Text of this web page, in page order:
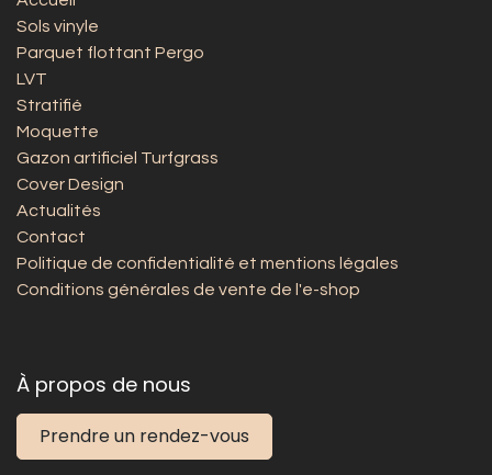
Sols vinyle
Parquet flottant Pergo
LVT
Stratifié
Moquette
Gazon artificiel Turfgrass
Cover Design
Actualités
Contact
Politique de confidentialité et mentions légales
Conditions générales de vente de l'e-shop
À propos de nous
Prendre un rendez-vous